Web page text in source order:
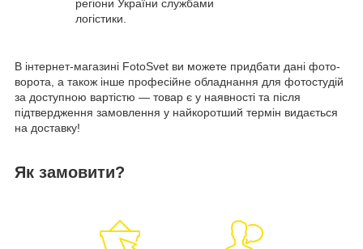
регіони України службами
логістики.
В інтернет-магазині FotoSvet ви можете придбати дані фото-
ворота, а також інше професійне обладнання для фотостудій
за доступною вартістю — товар є у наявності та після
підтвердження замовлення у найкоротший термін видається
на доставку!
Як замовити?